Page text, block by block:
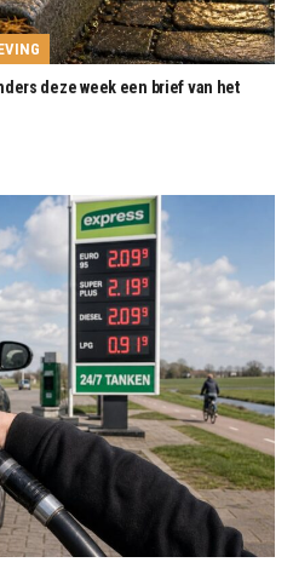
deze week een brief van het